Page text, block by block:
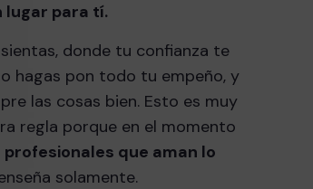
lugar para tí.
donde tu confianza te
hagas pon todo tu empeño, y
las cosas bien. Esto es muy
regla porque en el momento
profesionales que aman lo
solamente.